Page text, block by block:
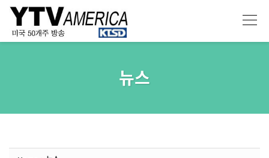
뉴스